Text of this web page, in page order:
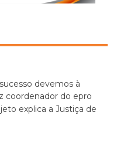
devemos à
coordenador do epro
explica a Justiça de